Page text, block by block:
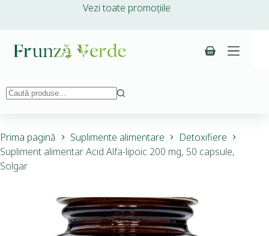
Vezi toate promoțiile
Prima pagină Suplimente alimentare
Detoxifiere
Supliment alimentar Acid Alfa-lipoic 200 mg, 50 capsule,
Solgar